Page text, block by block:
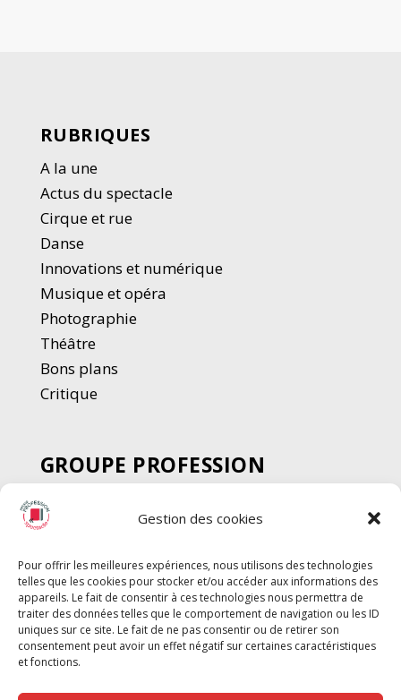
Gestion des cookies
Pour offrir les meilleures expériences, nous utilisons des technologies
telles que les cookies pour stocker et/ou accéder aux informations des
appareils. Le fait de consentir à ces technologies nous permettra de
traiter des données telles que le comportement de navigation ou les ID
uniques sur ce site. Le fait de ne pas consentir ou de retirer son
consentement peut avoir un effet négatif sur certaines caractéristiques
et fonctions.
RUBRIQUES
A la une
Actus du spectacle
Cirque et rue
Danse
Innovations et numérique
Musique et opéra
Photographie
Théâtre
Bons plans
Critique
GROUPE PROFESSION
SPECTACLE
Chèque Intermittents
Chèque Compta
Chèque Emploi Spectacle
G-Pods
Profession Audio-visuel